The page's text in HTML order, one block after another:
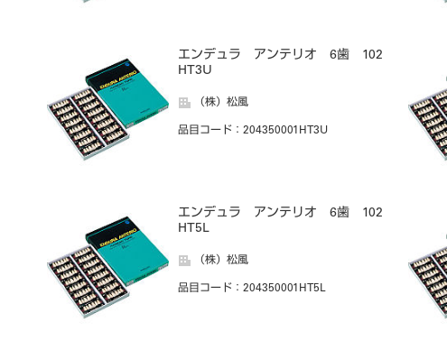
エンデュラ アンテリオ 6歯 102
HT3U
（株）松風
品目コード ：204350001HT3U
エンデュラ アンテリオ 6歯 102
HT5L
（株）松風
品目コード ：204350001HT5L